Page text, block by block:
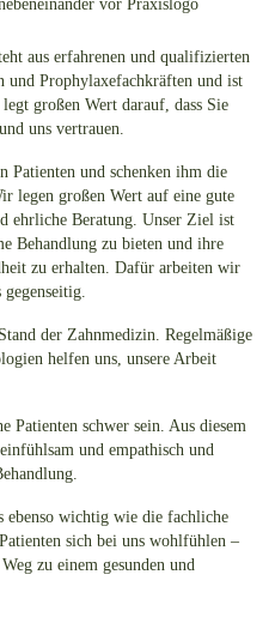
aus erfahrenen und qualifizierten
und Prophylaxefachkräften und ist
großen Wert darauf, dass Sie
uns vertrauen.
und schenken ihm die
legen großen Wert auf eine gute
ehrliche Beratung. Unser Ziel ist
Behandlung zu bieten und ihre
zu erhalten. Dafür arbeiten wir
der Zahnmedizin. Regelmäßige
helfen uns, unsere Arbeit
Patienten schwer sein. Aus diesem
und empathisch und
ebenso wichtig wie die fachliche
sich bei uns wohlfühlen –
zu einem gesunden und